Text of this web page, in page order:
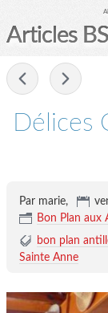
Articles
Délices
Par marie,
Bon Plan aux
bon plan
Sainte Anne